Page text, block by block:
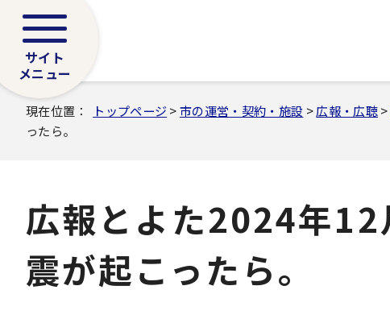
サイト
メニュー
現在位置： トップページ >市の運営・契約・施設 >広報・広聴>
ったら。
広報とよた2024年
震が起こったら。